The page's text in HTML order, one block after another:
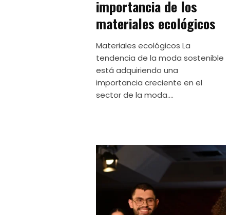
importancia de los
materiales ecológicos
Materiales ecológicos La
tendencia de la moda sostenible
está adquiriendo una
importancia creciente en el
sector de la moda....